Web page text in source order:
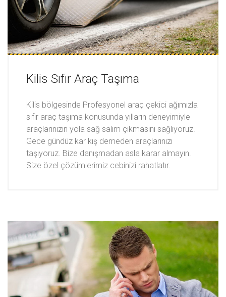
Kilis Sıfır Araç Taşıma
Kilis bölgesinde Profesyonel araç çekici ağımızla
sıfır araç taşıma konusunda yılların deneyimiyle
araçlarınızın yola sağ salim çıkmasını sağlıyoruz.
Gece gündüz kar kış demeden araçlarınızı
taşıyoruz. Bize danışmadan asla karar almayın.
Size özel çözümlerimiz cebinizi rahatlatır.